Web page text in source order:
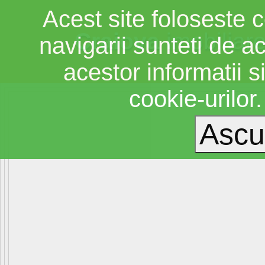
Craiova
Acest site foloseste
navigarii sunteti de
acestor informatii
cookie-